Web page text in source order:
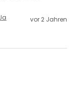
vor 2 Jahren